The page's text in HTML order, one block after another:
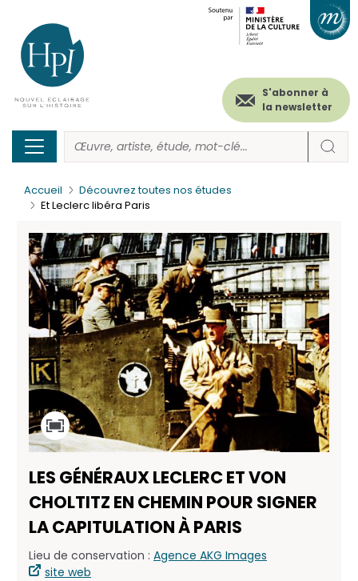
contenu
principal
Menu
secondaire
(header)
S'abonner à
la newsletter
Accueil
Découvrez toutes nos études
Et Leclerc libéra Paris
LES GÉNÉRAUX LECLERC ET VON
CHOLTITZ EN CHEMIN POUR SIGNER
LA CAPITULATION À PARIS
Lieu de conservation : Agence AKG Images
site web